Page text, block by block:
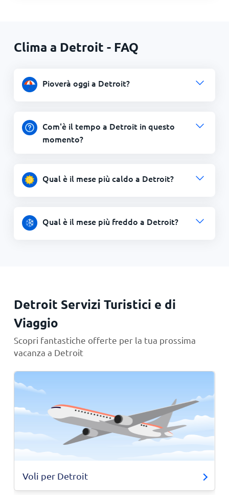
Clima a Detroit - FAQ
Pioverà oggi a Detroit?
Com'è il tempo a Detroit in questo
momento?
Qual è il mese più caldo a Detroit?
Qual è il mese più freddo a Detroit?
Detroit Servizi Turistici e di
Viaggio
Scopri fantastiche offerte per la tua prossima
vacanza a Detroit
Voli per Detroit